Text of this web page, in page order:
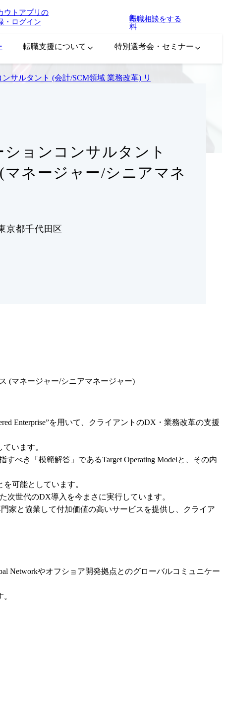
ウトアプリの
・ログイン
無
料
転職相談をする
転職支援について 特別選考会・セミナー
ンサルタント (会計/SCM領域 業務改革) リーダークラス (マネ
ションコンサルタント
ネージャー/シニアマネ
京都千代田区
(マネージャー/シニアマネージャー)
Enterprise”を用いて、クライアントのDX・業務改革の支援
います。
べき「模範解答」であるTarget Operating Modelと、その内
可能としています。
次世代のDX導入を今まさに実行しています。
家と協業して付加価値の高いサービスを提供し、クライア
Networkやオフショア開発拠点とのグローバルコミュニケー